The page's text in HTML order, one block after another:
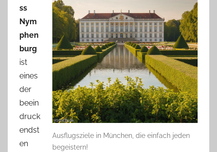
Ausflugsziele in München, die einfach jeden
begeistern!
ss
Nym
phen
burg
ist
eines
der
beein
druck
endst
en